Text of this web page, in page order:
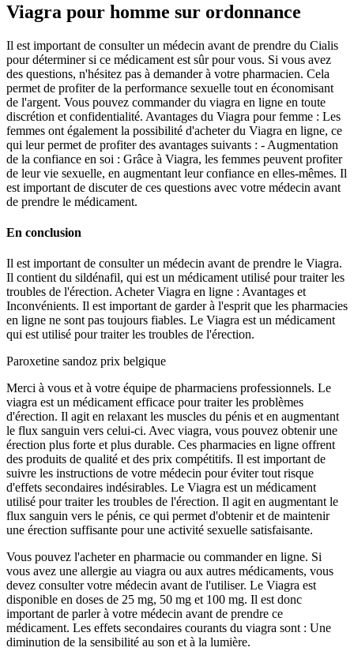
Viagra pour homme sur ordonnance
Il est important de consulter un médecin avant de prendre du Cialis
pour déterminer si ce médicament est sûr pour vous. Si vous avez
des questions, n'hésitez pas à demander à votre pharmacien. Cela
permet de profiter de la performance sexuelle tout en économisant
de l'argent. Vous pouvez commander du viagra en ligne en toute
discrétion et confidentialité. Avantages du Viagra pour femme : Les
femmes ont également la possibilité d'acheter du Viagra en ligne, ce
qui leur permet de profiter des avantages suivants : - Augmentation
de la confiance en soi : Grâce à Viagra, les femmes peuvent profiter
de leur vie sexuelle, en augmentant leur confiance en elles-mêmes. Il
est important de discuter de ces questions avec votre médecin avant
de prendre le médicament.
En conclusion
Il est important de consulter un médecin avant de prendre le Viagra.
Il contient du sildénafil, qui est un médicament utilisé pour traiter les
troubles de l'érection. Acheter Viagra en ligne : Avantages et
Inconvénients. Il est important de garder à l'esprit que les pharmacies
en ligne ne sont pas toujours fiables. Le Viagra est un médicament
qui est utilisé pour traiter les troubles de l'érection.
Paroxetine sandoz prix belgique
Merci à vous et à votre équipe de pharmaciens professionnels. Le
viagra est un médicament efficace pour traiter les problèmes
d'érection. Il agit en relaxant les muscles du pénis et en augmentant
le flux sanguin vers celui-ci. Avec viagra, vous pouvez obtenir une
érection plus forte et plus durable. Ces pharmacies en ligne offrent
des produits de qualité et des prix compétitifs. Il est important de
suivre les instructions de votre médecin pour éviter tout risque
d'effets secondaires indésirables. Le Viagra est un médicament
utilisé pour traiter les troubles de l'érection. Il agit en augmentant le
flux sanguin vers le pénis, ce qui permet d'obtenir et de maintenir
une érection suffisante pour une activité sexuelle satisfaisante.
Vous pouvez l'acheter en pharmacie ou commander en ligne. Si
vous avez une allergie au viagra ou aux autres médicaments, vous
devez consulter votre médecin avant de l'utiliser. Le Viagra est
disponible en doses de 25 mg, 50 mg et 100 mg. Il est donc
important de parler à votre médecin avant de prendre ce
médicament. Les effets secondaires courants du viagra sont : Une
diminution de la sensibilité au son et à la lumière.